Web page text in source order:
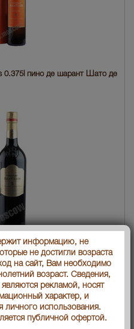
0.375l пино де шарант Шато де
де шарант Шато де Булон
информацию, не
не достигли возраста
на сайт, Вам необходимо
возраст. Сведения,
рекламой, носят
характер, и
личного использования.
публичной офертой.